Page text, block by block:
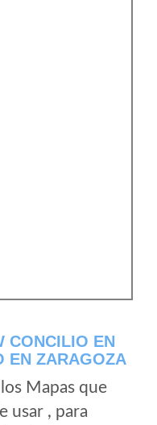
CONCILIO EN
EN ZARAGOZA
Mapas que
usar , para